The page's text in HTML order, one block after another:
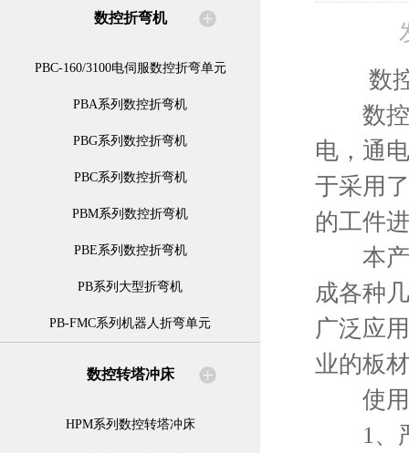
数控折弯机
PBC-160/3100电伺服数控折弯单元
PBA系列数控折弯机
PBG系列数控折弯机
PBC系列数控折弯机
PBM系列数控折弯机
PBE系列数控折弯机
PB系列大型折弯机
PB-FMC系列机器人折弯单元
数控转塔冲床
HPM系列数控转塔冲床
数控
数控
电，通
于采用
的工件
本产
成各种
广泛应
业的板
使用
1、严